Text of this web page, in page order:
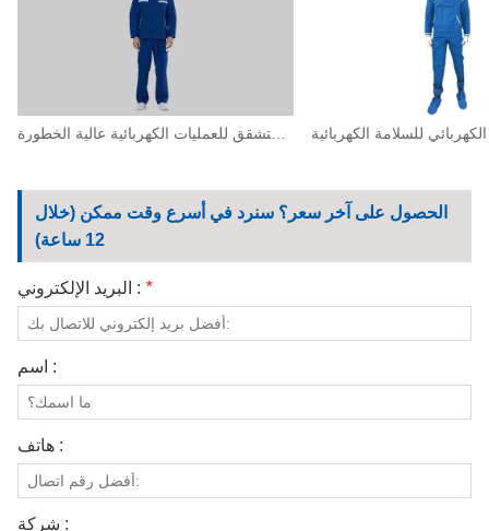
الحصول على آخر سعر؟ سنرد في أسرع وقت ممكن (خلال
12 ساعة)
البريد الإلكتروني : *
اسم :
هاتف :
شركة :